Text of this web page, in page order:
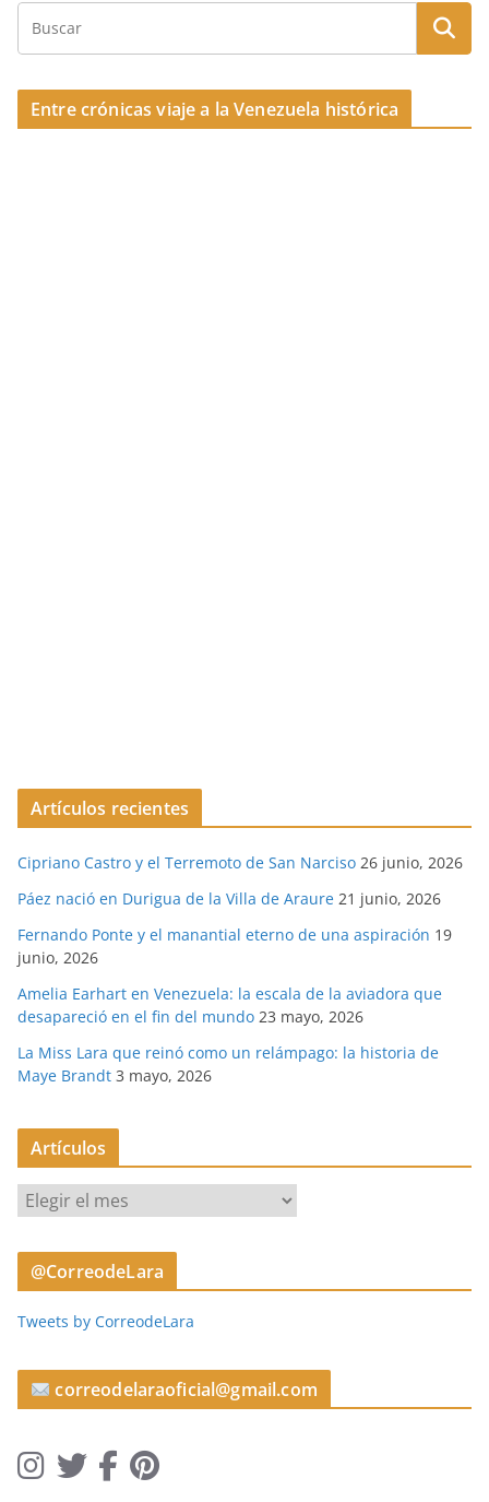
Entre crónicas viaje a la Venezuela histórica
Artículos recientes
Cipriano Castro y el Terremoto de San Narciso 26 junio, 2026
Páez nació en Durigua de la Villa de Araure 21 junio, 2026
Fernando Ponte y el manantial eterno de una aspiración 19
junio, 2026
Amelia Earhart en Venezuela: la escala de la aviadora que
desapareció en el fin del mundo 23 mayo, 2026
La Miss Lara que reinó como un relámpago: la historia de
Maye Brandt 3 mayo, 2026
Artículos
t
u
s
@CorreodeLara
Tweets by CorreodeLara
correodelaraoficial@gmail.com